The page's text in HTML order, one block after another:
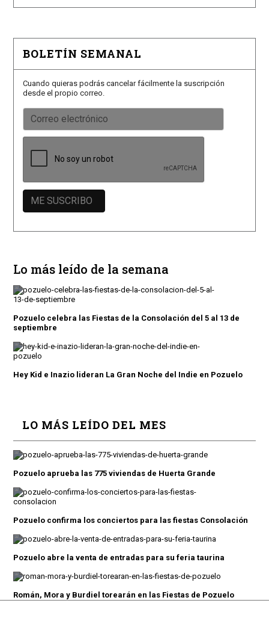
BOLETÍN SEMANAL
Cuando quieras podrás cancelar fácilmente la suscripción
desde el propio correo.
Lo más leído de la semana
Pozuelo celebra las Fiestas de la Consolación del 5 al 13 de
septiembre
Hey Kid e Inazio lideran La Gran Noche del Indie en Pozuelo
LO MÁS LEÍDO DEL MES
Pozuelo aprueba las 775 viviendas de Huerta Grande
Pozuelo confirma los conciertos para las fiestas Consolación
Pozuelo abre la venta de entradas para su feria taurina
Román, Mora y Burdiel torearán en las Fiestas de Pozuelo